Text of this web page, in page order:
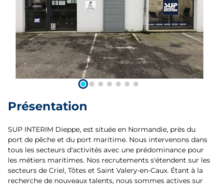
Présentation
SUP INTERIM Dieppe, est située en Normandie, près du
port de pêche et du port maritime. Nous intervenons dans
tous les secteurs d'activités avec une prédominance pour
les métiers maritimes. Nos recrutements s'étendent sur les
secteurs de Criel, Tôtes et Saint Valery-en-Caux. Étant à la
recherche de nouveaux talents, nous sommes actives sur